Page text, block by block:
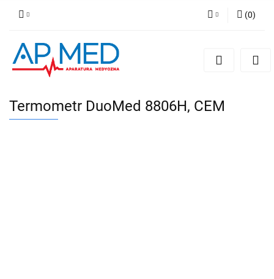
Zarejestruj się
(0)
Termometr DuoMed 8806H, CEM